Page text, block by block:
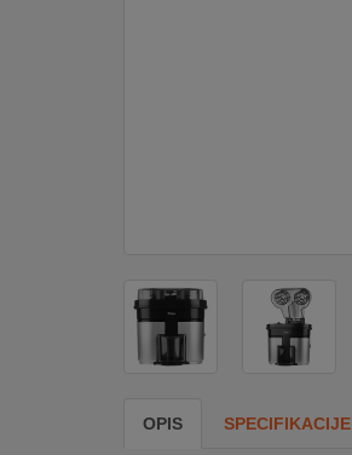
KLIMATIZACIJA
OPIS SPECIFIKACIJE